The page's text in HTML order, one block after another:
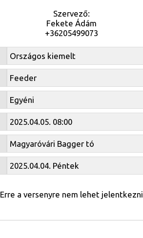
Szervező:
Fekete Ádám
+36205499073
Országos kiemelt
Feeder
Egyéni
2025.04.05. 08:00
Magyaróvári Bagger tó
2025.04.04. Péntek
Erre a versenyre nem lehet jelentkezni